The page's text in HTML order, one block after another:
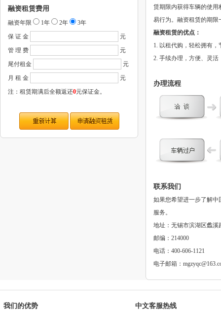
融资租赁费用
融资年限 1年 2年
3年
保 证 金
元
管 理 费
元
尾付租金
元
月 租 金
元
注：租赁期满后全额返还0元保证金。
赁期限内获得车辆的使
易行为。融资租赁的期限
融资租赁的优点：
1. 以租代购，轻松拥有
2. 手续办理，方便、灵活
办理流程
联系我们
如果您希望进一步了解
服务。
地址：无锡市滨湖区蠡溪
邮编：214000
电话：400-606-1121
电子邮箱：
我们的优势 中文客服热线